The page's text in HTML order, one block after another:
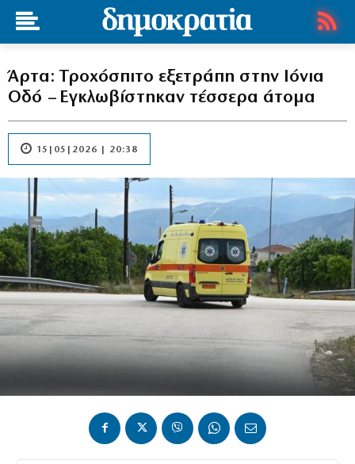
Άρτα: Τροχόσπιτο εξετράπη στην Ιόνια
Οδό – Εγκλωβίστηκαν τέσσερα άτομα
15|05|2026 | 20:38